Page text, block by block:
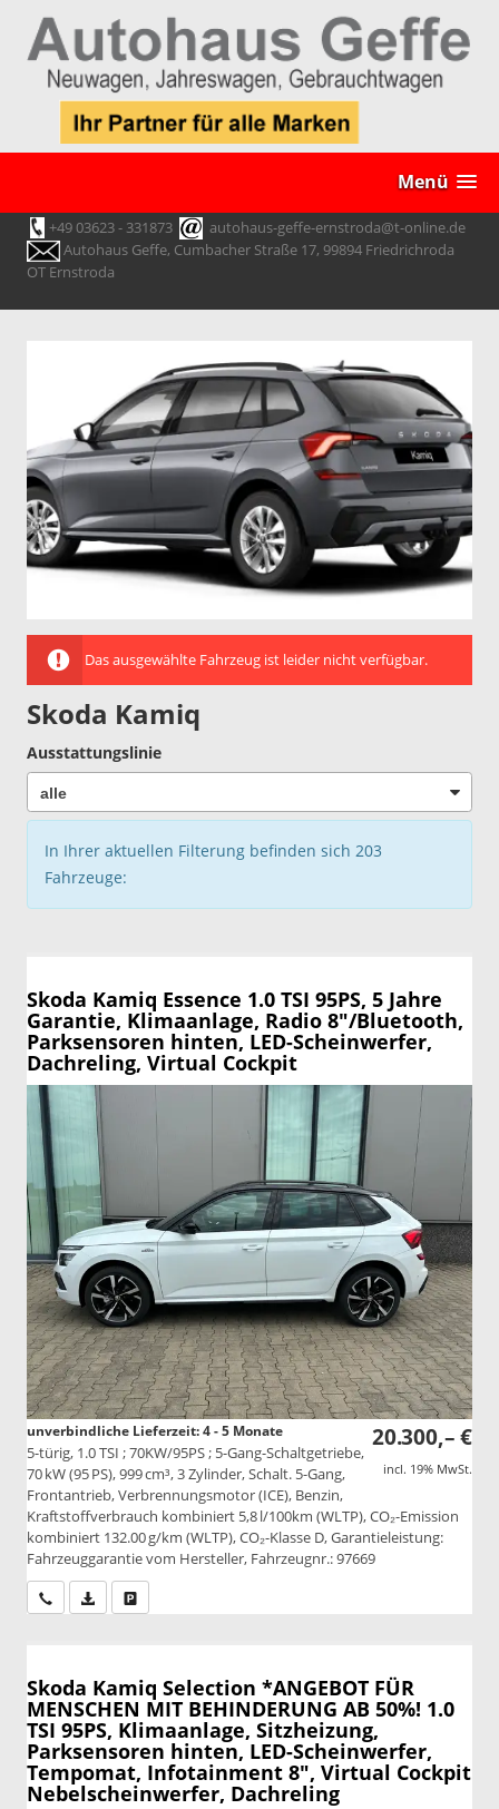
Menü
+49 03623 - 331873
autohaus-geffe-ernstroda@t-online.de
Autohaus Geffe, Cumbacher Straße 17, 99894 Friedrichroda
OT Ernstroda
Das ausgewählte Fahrzeug ist leider nicht verfügbar.
Skoda Kamiq
Ausstattungslinie
In Ihrer aktuellen Filterung befinden sich 203
Fahrzeuge:
Skoda Kamiq Essence 1.0 TSI 95PS, 5 Jahre
Garantie, Klimaanlage, Radio 8"/Bluetooth,
Parksensoren hinten, LED-Scheinwerfer,
Dachreling, Virtual Cockpit
20.300,– €
incl. 19% MwSt.
unverbindliche Lieferzeit: 4 - 5 Monate
5-türig, 1.0 TSI ; 70KW/95PS ; 5-Gang-Schaltgetriebe,
70 kW (95 PS), 999 cm³, 3 Zylinder, Schalt. 5-Gang,
Frontantrieb, Verbrennungsmotor (ICE), Benzin,
Kraftstoffverbrauch kombiniert 5,8 l/100km (WLTP), CO₂-Emission
kombiniert 132.00 g/km (WLTP), CO₂-Klasse D, Garantieleistung:
Fahrzeuggarantie vom Hersteller, Fahrzeugnr.: 97669
Wir rufen Sie anPDF-Datei, Fahrzeugexposé drucken
Skoda Kamiq Selection *ANGEBOT FÜR
MENSCHEN MIT BEHINDERUNG AB 50%! 1.0
TSI 95PS, Klimaanlage, Sitzheizung,
Parksensoren hinten, LED-Scheinwerfer,
Tempomat, Infotainment 8", Virtual Cockpit
Nebelscheinwerfer, Dachreling